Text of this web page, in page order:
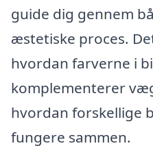
guide dig gennem
æstetiske proces.
hvordan farverne i
komplementerer
hvordan forskellige
fungere sammen.